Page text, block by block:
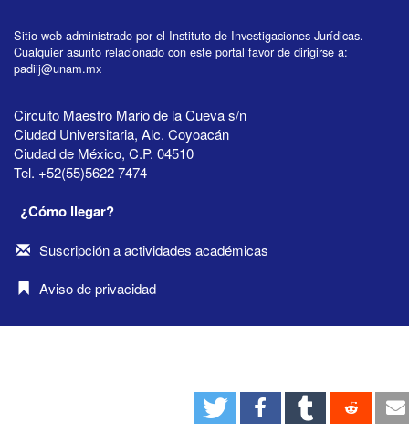
Sitio web administrado por el Instituto de Investigaciones Jurídicas.
Cualquier asunto relacionado con este portal favor de dirigirse a:
padiij@unam.mx
Circuito Maestro Mario de la Cueva s/n
Ciudad Universitaria, Alc. Coyoacán
Ciudad de México, C.P. 04510
Tel. +52(55)5622 7474
¿Cómo llegar?
Suscripción a actividades académicas
Aviso de privacidad